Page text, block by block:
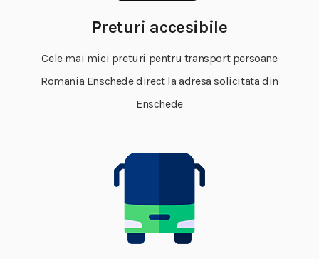
Preturi accesibile
Cele mai mici preturi pentru transport persoane
Romania Enschede direct la adresa solicitata din
Enschede